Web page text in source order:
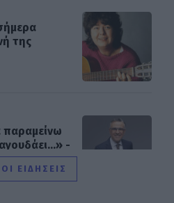
της
-
ΕΙΔΗΣΕΙΣ